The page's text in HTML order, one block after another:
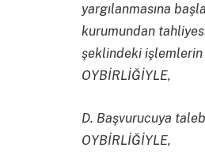
yargılanmasına
kurumundan
şeklindeki işlemlerin
OYBİRLİĞİYLE,
D. Başvurucuya
OYBİRLİĞİYLE,